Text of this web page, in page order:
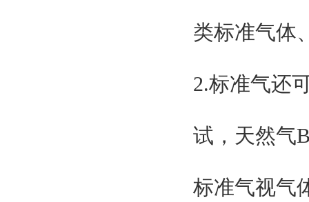
类标准气体
2.标准气还
试，天然气
标准气视气